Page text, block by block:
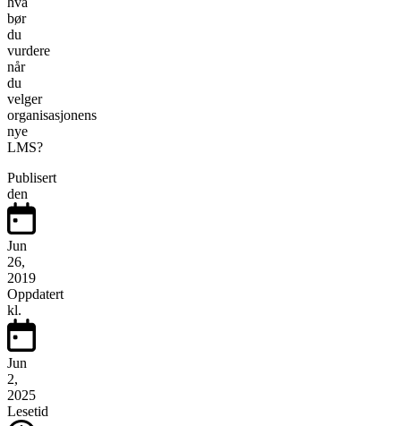
bør
du
vurdere
når
du
velger
organisasjonens
nye
LMS?
Publisert
den
Jun
26,
2019
Oppdatert
kl.
Jun
2,
2025
Lesetid